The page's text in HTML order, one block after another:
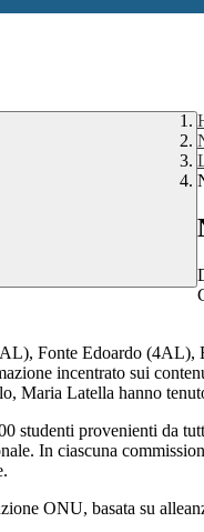
Fonte Edoardo
incentrato sui
Maria Latella hanno
studenti provenienti da
In ciascuna
ONU, basata su